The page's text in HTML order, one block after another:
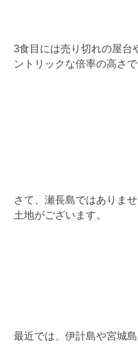
3食目には売り切れの屋台
ントリックな倍率の高さで
さて、瀬長島ではありま
土地がございます。
最近では、伊計島や宮城